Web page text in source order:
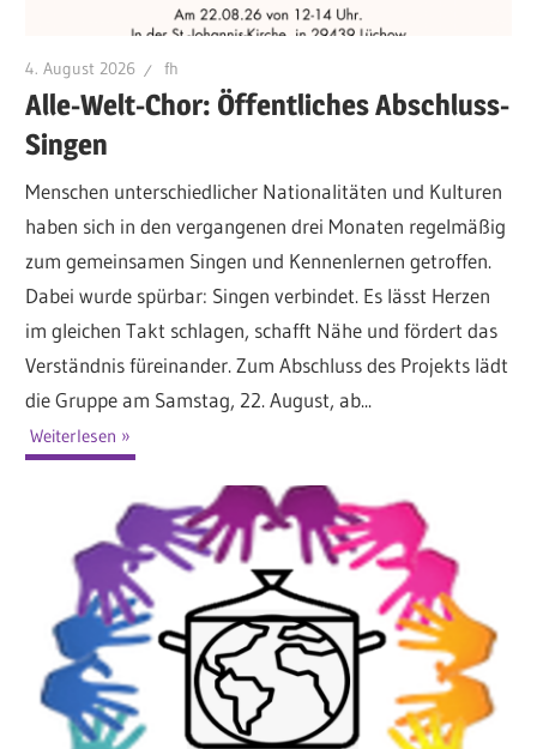
4. August 2026 fh
Alle-Welt-Chor: Öffentliches Abschluss-
Singen
Menschen unterschiedlicher Nationalitäten und Kulturen
haben sich in den vergangenen drei Monaten regelmäßig
zum gemeinsamen Singen und Kennenlernen getroffen.
Dabei wurde spürbar: Singen verbindet. Es lässt Herzen
im gleichen Takt schlagen, schafft Nähe und fördert das
Verständnis füreinander. Zum Abschluss des Projekts lädt
die Gruppe am Samstag, 22. August, ab...
Weiterlesen